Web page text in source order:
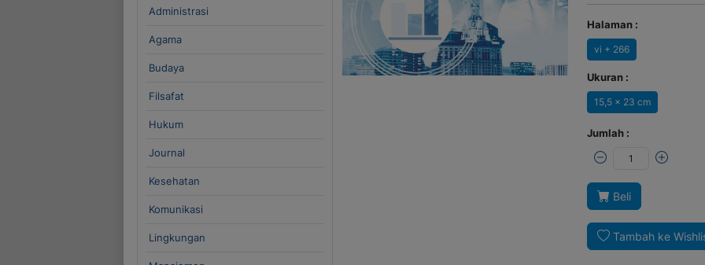
Halaman :
vi + 266
Ukuran :
15,5 x 23 cm
Jumlah :
Beli
Tambah ke
Administrasi
Agama
Budaya
Filsafat
Hukum
Journal
Kesehatan
Komunikasi
Lingkungan